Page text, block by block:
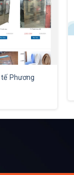
Phương